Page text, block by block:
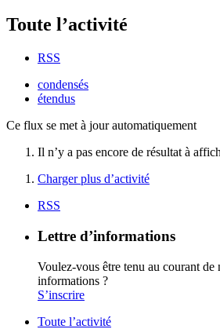
Toute l’activité
RSS
condensés
étendus
Ce flux se met à jour automatiquement
Il n’y a pas encore de résultat à
Charger plus d’activité
RSS
Lettre d’informations
Voulez-vous être tenu au courant de
informations ?
S’inscrire
Toute l’activité